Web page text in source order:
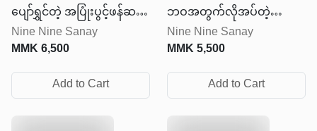
ပျော်ရွှင်တဲ့ အပြုံးပွင့်ဖန်ဆင်း
ခြင်း
Nine Nine Sanay
MMK6,500
Add to Cart
ဘဝအတွက်လိုအပ်တဲ့
အားဆေး
Nine Nine Sanay
MMK5,500
Add to Cart